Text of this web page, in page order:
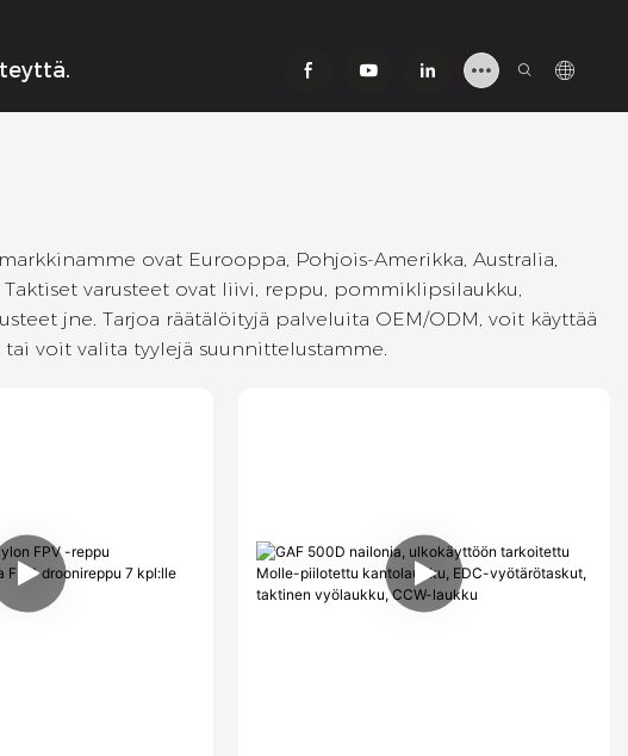
ovat Eurooppa, Pohjois-Amerikka, Australia,
varusteet ovat liivi, reppu, pommiklipsilaukku,
jne. Tarjoa räätälöityjä palveluita OEM/ODM, voit käyttää
voit valita tyylejä suunnittelustamme.